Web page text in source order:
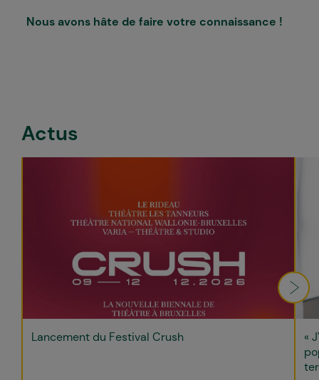
Nous avons hâte de faire votre connaissance !
Actus
Lancement du Festival Crush
«